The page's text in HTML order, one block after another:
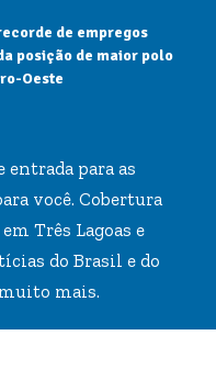
de empregos
posição de maior polo
Oeste
entrada para as
você. Cobertura
Três Lagoas e
do Brasil e do
mais.